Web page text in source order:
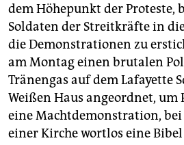
dem Höhepunkt der Proteste,
Soldaten der Streitkräfte in
die Demonstrationen zu
am Montag einen brutalen
Tränengas auf dem Lafayette
Weißen Haus angeordnet, um
eine Machtdemonstration,
einer Kirche wortlos eine